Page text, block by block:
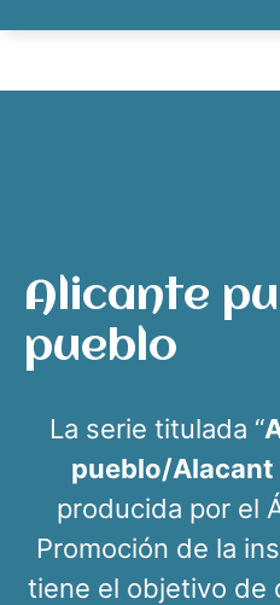
Alicante
pueblo
La serie titulada “
pueblo/Alacant
producida por el
Promoción de la
tiene el objetivo de